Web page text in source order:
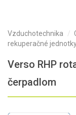
Vzduchotechnika
rekuperačné
Verso RHP
čerpadlom